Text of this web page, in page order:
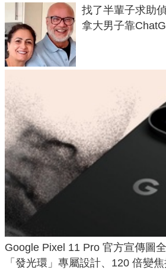
找了半輩子求助
拿大男子靠
Google Pixel 11 Pro 官方宣傳圖
「發光環」專屬設計、120 倍變